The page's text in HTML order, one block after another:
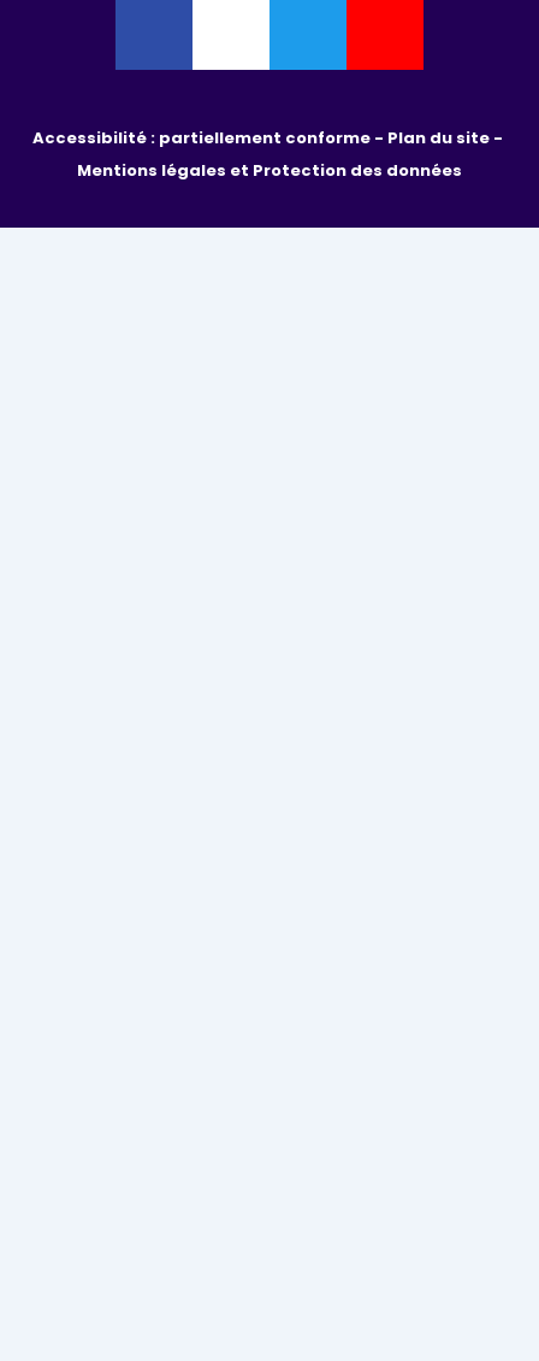
Accessibilité : partiellement conforme -
Mentions légales et Protection des données